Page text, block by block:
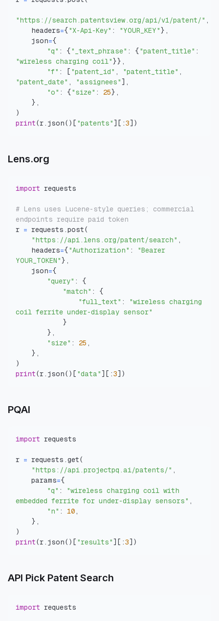
"https://search.patentsview.org/api/v1/patent/" ,
    headers
={ "X-Api-Key" : "YOUR_KEY" } ,
    json
={
"q" : { "_text_phrase" : { "patent_title" :
"wireless charging coil" }} ,
"f" : [ "patent_id" , "patent_title" ,
"patent_date" , "assignees" ] ,
"o" : { "size" : 25} ,
} ,
)
print(r . json( ) [ "patents" ] [ :3] )
Lens.org
import
# Lens uses Lucene-style queries; commercial
endpoints require paid token
r = requests .post(
"https://api.lens.org/patent/search" ,
    headers
={ "Authorization" :
"Bearer
YOUR_TOKEN" } ,
    json
={
"query" :
{
"match" :
{
"full_text" :
"wireless charging
coil ferrite under-display sensor"
}
} ,
"size" : 25 ,
} ,
)
print(r . json( ) [ "data" ] [ :3] )
PQAI
import
r = requests .get(
"https://api.projectpq.ai/patents/" ,
    params
={
"q" :
"wireless charging coil with
embedded ferrite for under-display sensors" ,
"n" : 10 ,
} ,
)
print(r . json( ) [ "results" ] [ :3] )
API Pick Patent Search
import